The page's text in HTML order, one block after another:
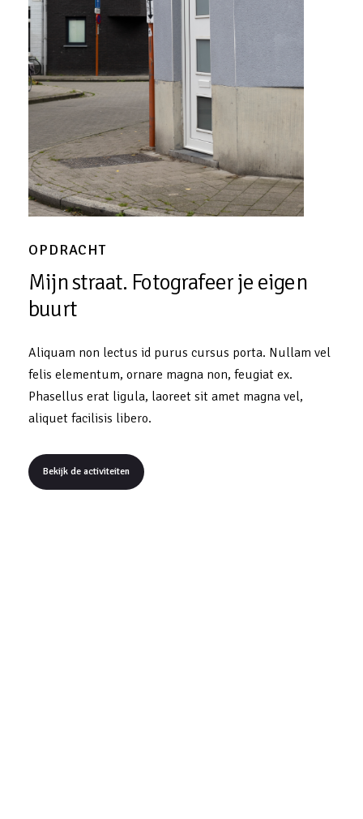
OPDRACHT
Mijnstraat. Fotografeerje eigen
buurt
Aliquam non lectus id purus cursus porta. Nullam vel
felis elementum, ornare magna non, feugiat ex.
Phasellus erat ligula, laoreet sit amet magna vel,
aliquet facilisis libero.
Bekijk de activiteiten